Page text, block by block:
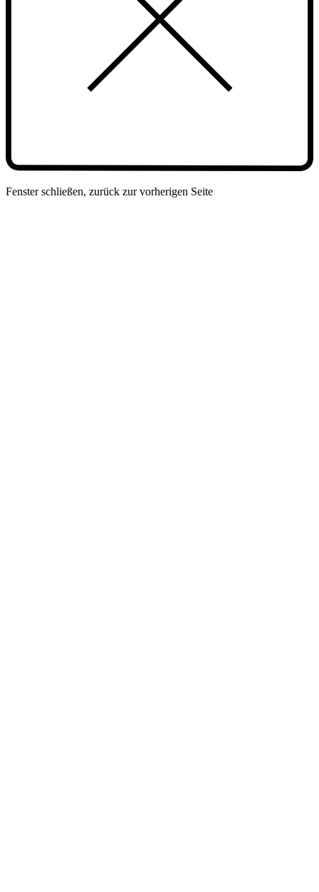
Fenster schließen, zurück zur vorherigen Seite